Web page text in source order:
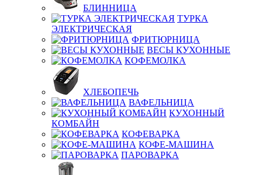
БЛИННИЦА
ТУРКА
ЭЛЕКТРИЧЕСКАЯ
ФРИТЮРНИЦА
ВЕСЫ КУХОННЫЕ
КОФЕМОЛКА
ХЛЕБОПЕЧЬ
ВАФЕЛЬНИЦА
КУХОННЫЙ
КОМБАЙН
КОФЕВАРКА
КОФЕ-МАШИНА
ПАРОВАРКА